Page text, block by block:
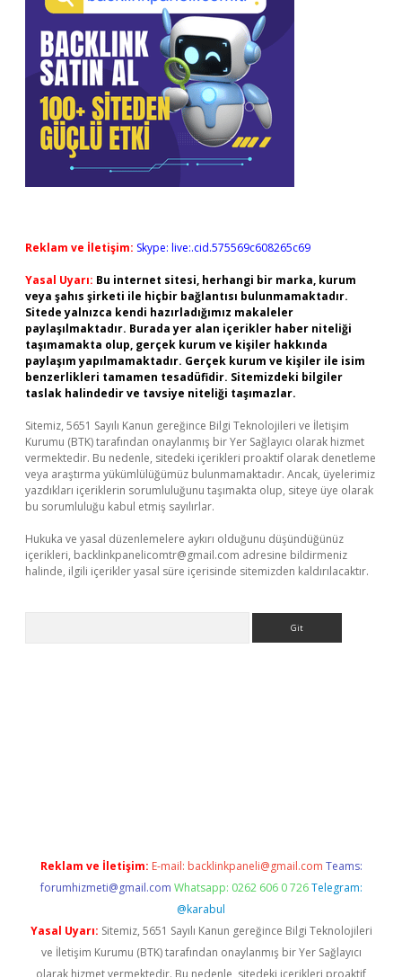
Reklam ve İletişim: Skype: live:.cid.575569c608265c69
Yasal Uyarı: Bu internet sitesi, herhangi bir marka, kurum
veya şahıs şirketi ile hiçbir bağlantısı bulunmamaktadır.
Sitede yalnızca kendi hazırladığımız makaleler
paylaşılmaktadır. Burada yer alan içerikler haber niteliği
taşımamakta olup, gerçek kurum ve kişiler hakkında
paylaşım yapılmamaktadır. Gerçek kurum ve kişiler ile isim
benzerlikleri tamamen tesadüfidir. Sitemizdeki bilgiler
taslak halindedir ve tavsiye niteliği taşımazlar.
Sitemiz, 5651 Sayılı Kanun gereğince Bilgi Teknolojileri ve İletişim
Kurumu (BTK) tarafından onaylanmış bir Yer Sağlayıcı olarak hizmet
vermektedir. Bu nedenle, sitedeki içerikleri proaktif olarak denetleme
veya araştırma yükümlülüğümüz bulunmamaktadır. Ancak, üyelerimiz
yazdıkları içeriklerin sorumluluğunu taşımakta olup, siteye üye olarak
bu sorumluluğu kabul etmiş sayılırlar.
Hukuka ve yasal düzenlemelere aykırı olduğunu düşündüğünüz
içerikleri, backlinkpanelicomtr@gmail.com adresine bildirmeniz
halinde, ilgili içerikler yasal süre içerisinde sitemizden kaldırılacaktır.
Reklam ve İletişim: E-mail: backlinkpaneli@gmail.com Teams:
forumhizmeti@gmail.com Whatsapp: 0262 606 0 726 Telegram:
@karabul
Yasal Uyarı: Sitemiz, 5651 Sayılı Kanun gereğince Bilgi Teknolojileri
ve İletişim Kurumu (BTK) tarafından onaylanmış bir Yer Sağlayıcı
olarak hizmet vermektedir. Bu nedenle, sitedeki içerikleri proaktif